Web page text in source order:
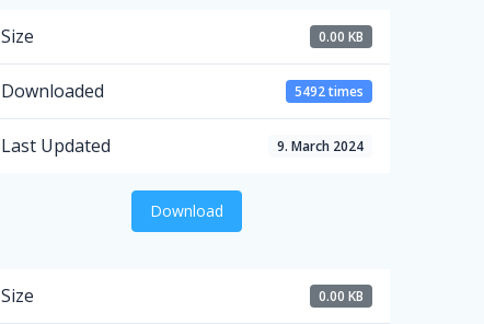
Size 0.00 KB
Downloaded 5492 times
Last Updated 9. March 2024
Download
Size 0.00 KB